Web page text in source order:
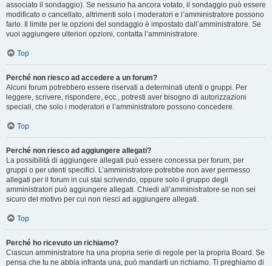
associato il sondaggio). Se nessuno ha ancora votato, il sondaggio può essere
modificato o cancellato, altrimenti solo i moderatori e l’amministratore possono
farlo. Il limite per le opzioni del sondaggio è impostato dall’amministratore. Se
vuoi aggiungere ulteriori opzioni, contatta l’amministratore.
Top
Perché non riesco ad accedere a un forum?
Alcuni forum potrebbero essere riservati a determinati utenti o gruppi. Per
leggere, scrivere, rispondere, ecc., potresti aver bisogno di autorizzazioni
speciali, che solo i moderatori e l’amministratore possono concedere.
Top
Perché non riesco ad aggiungere allegati?
La possibilità di aggiungere allegati può essere concessa per forum, per
gruppi o per utenti specifici. L’amministratore potrebbe non aver permesso
allegati per il forum in cui stai scrivendo, oppure solo il gruppo degli
amministratori può aggiungere allegati. Chiedi all’amministratore se non sei
sicuro del motivo per cui non riesci ad aggiungere allegati.
Top
Perché ho ricevuto un richiamo?
Ciascun amministratore ha una propria serie di regole per la propria Board. Se
pensa che tu ne abbia infranta una, può mandarti un richiamo. Ti preghiamo di